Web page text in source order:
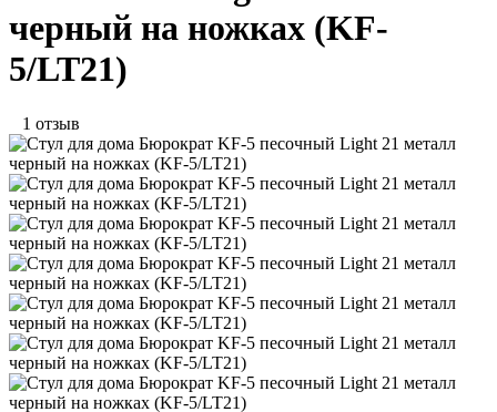
черный на ножках (KF-
5/LT21)
1 отзыв